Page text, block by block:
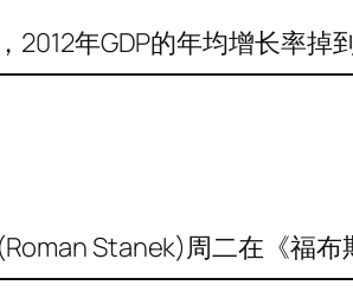
年GDP的年均增长率掉
Stanek)周二在《福布